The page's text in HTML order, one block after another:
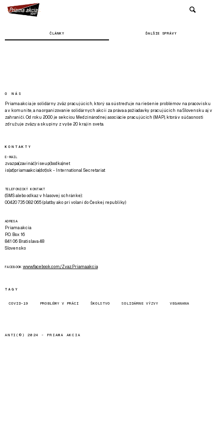
ČLÁNKY ĎALŠIE SPRÁVY
O NÁS
Priama akcia je solidárny zväz pracujúcich, ktorý sa sústreďuje na riešenie problémov na pracovisku
a v komunite, a na organizovanie solidárnych akcií za práva a požiadavky pracujúcich na Slovensku aj v
zahraničí. Od roku 2000 je sekciou Medzinárodnej asociácie pracujúcich (MAP), ktorá v súčasnosti
združuje zväzy a skupiny z vyše 20 krajín sveta.
KONTAKTY
E-MAIL
zvazpa(zavináč)riseup(bodka)net
is(at)priamaakcia(dot)sk - International Secretariat
TELEFONICKÝ KONTAKT
(SMS alebo odkaz v hlasovej schránke):
00420 735 082 065 (platby ako pri volaní do Českej republiky)
ADRESA
Priama akcia
P.O. Box 16
841 06 Bratislava 48
Slovensko
FACEBOOK www.facebook.com/Zvaz.Priama.akcia
TAGY
COVID-19 PROBLÉMY V PRÁCI ŠKOLSTVO SOLIDÁRNE VÝZVY VEGANANA
ANTI(©) 2024 - PRIAMA AKCIA